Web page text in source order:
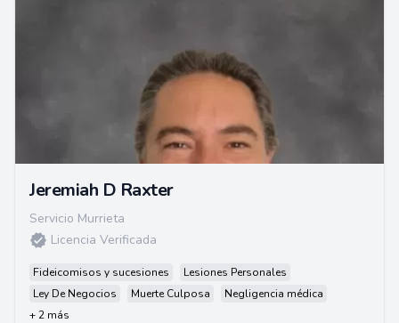
Jeremiah D Raxter
Servicio Murrieta
Licencia Verificada
Fideicomisos y sucesiones
Lesiones Personales
Ley De Negocios
Muerte Culposa
Negligencia médica
+ 2 más